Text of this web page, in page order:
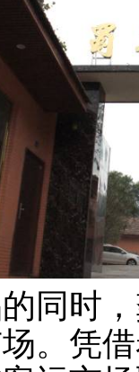
同时
。凭